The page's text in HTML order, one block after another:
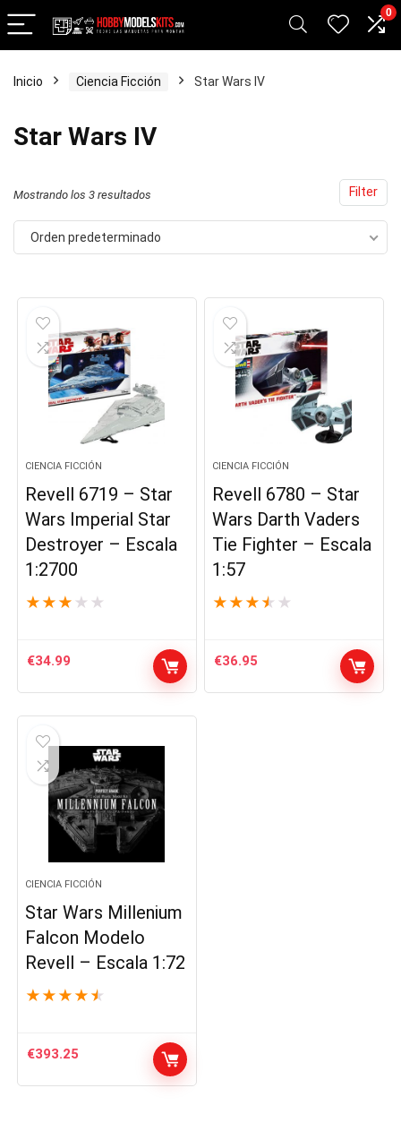
0
Inicio Ciencia Ficción Star Wars IV
Star Wars IV
Filter
Mostrando los 3 resultados
Orden predeterminado
CIENCIA FICCIÓN
Revell 6719 – Star
Wars Imperial Star
Destroyer – Escala
1:2700
★ ★ ★ ★ ★
€34.99
CIENCIA FICCIÓN
Revell 6780 – Star
Wars Darth Vaders
Tie Fighter – Escala
1:57
★ ★ ★ ★ ★
€36.95
CIENCIA FICCIÓN
Star Wars Millenium
Falcon Modelo
Revell – Escala 1:72
★ ★ ★ ★ ★
€393.25